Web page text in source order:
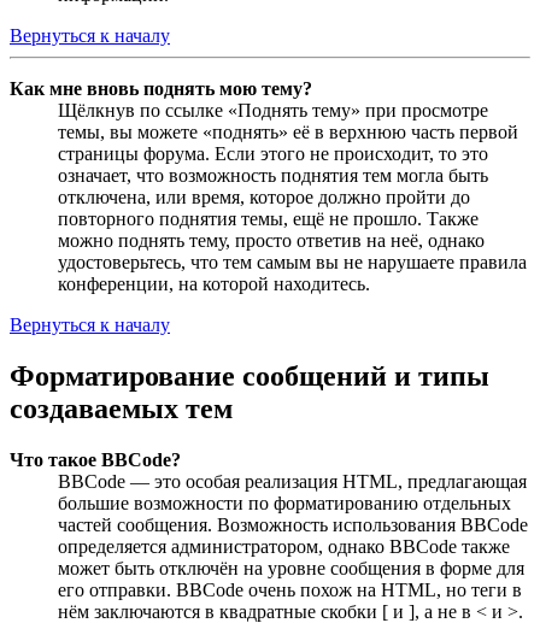
Вернуться к началу
Как мне вновь поднять мою тему?
Щёлкнув по ссылке «Поднять тему» при просмотре
темы, вы можете «поднять» её в верхнюю часть первой
страницы форума. Если этого не происходит, то это
означает, что возможность поднятия тем могла быть
отключена, или время, которое должно пройти до
повторного поднятия темы, ещё не прошло. Также
можно поднять тему, просто ответив на неё, однако
удостоверьтесь, что тем самым вы не нарушаете правила
конференции, на которой находитесь.
Вернуться к началу
Форматирование сообщений и типы
создаваемых тем
Что такое BBCode?
BBCode — это особая реализация HTML, предлагающая
большие возможности по форматированию отдельных
частей сообщения. Возможность использования BBCode
определяется администратором, однако BBCode также
может быть отключён на уровне сообщения в форме для
его отправки. BBCode очень похож на HTML, но теги в
нём заключаются в квадратные скобки [ и ], а не в < и >.